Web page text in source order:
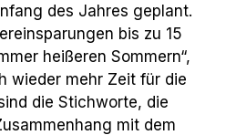
des Jahres geplant.
bis zu 15
heißeren Sommern“,
wieder mehr Zeit für die
die Stichworte, die
mit dem